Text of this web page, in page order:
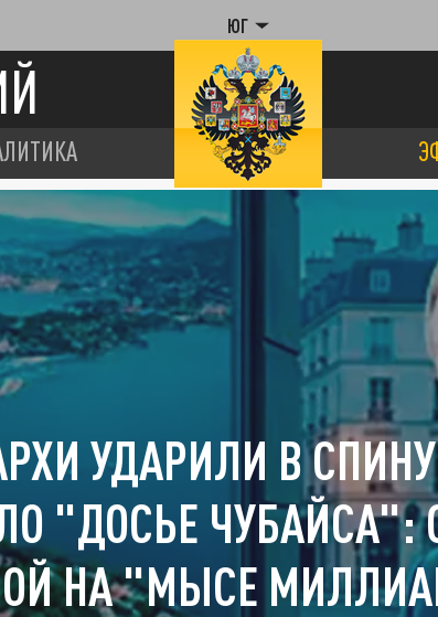
ЮГ
УДАРИЛИ В
"ДОСЬЕ ЧУБАЙСА":
НА "МЫСЕ